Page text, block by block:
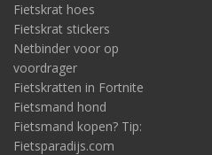
Fietskrat hoes
Fietskrat stickers
Netbinder voor op
voordrager
Fietskratten in Fortnite
Fietsmand hond
Fietsmand kopen? Tip:
Fietsparadijs.com